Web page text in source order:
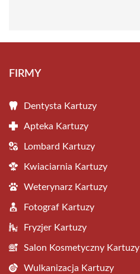
FIRMY
Dentysta Kartuzy
Apteka Kartuzy
Lombard Kartuzy
Kwiaciarnia Kartuzy
Weterynarz Kartuzy
Fotograf Kartuzy
Fryzjer Kartuzy
Salon Kosmetyczny Kartuzy
Wulkanizacja Kartuzy